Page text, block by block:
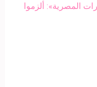
المصرية»: ألزموا